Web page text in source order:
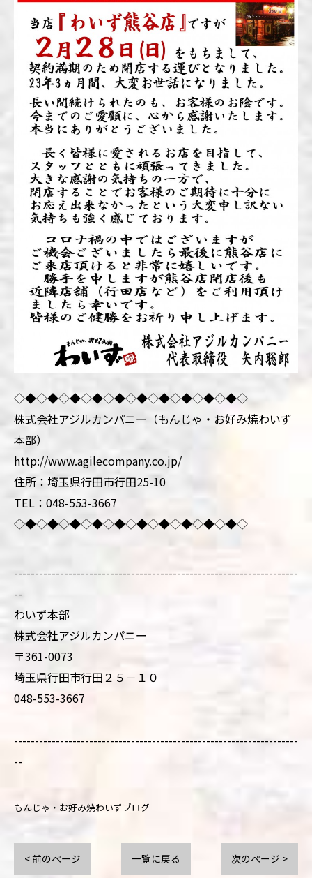
◇◆◇◆◇◆◇◆◇◆◇◆◇◆◇◆◇◆◇◆◇
株式会社アジルカンパニー（もんじゃ・お好み焼わいず
本部）
http://www.agilecompany.co.jp/
住所：埼玉県行田市行田25-10
TEL：048-553-3667
◇◆◇◆◇◆◇◆◇◆◇◆◇◆◇◆◇◆◇◆◇
--------------------------------------------------------------------
--
わいず本部
株式会社アジルカンパニー
〒361-0073
埼玉県行田市行田２５－１０
048-553-3667
--------------------------------------------------------------------
--
もんじゃ・お好み焼わいずブログ
< 前のページ 一覧に戻る 次のページ >